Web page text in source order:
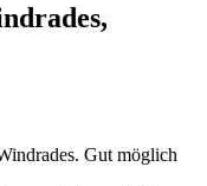
Gut möglich